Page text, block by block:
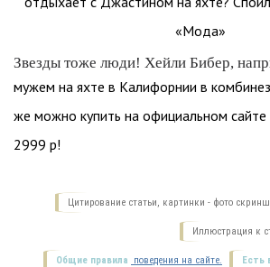
Звезды тоже люди! Хейли Бибер,
мужем на яхте в Калифорнии в
же можно купить на официальном сайте
2999 р!
Цитирование статьи, картинки - фото
Иллюстрация к
Есть
Общие правила поведения на сайте.